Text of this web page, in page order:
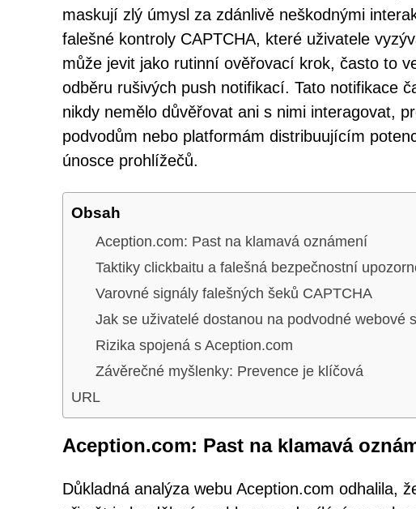
maskují zlý úmysl za zdánlivě neškodnými
falešné kontroly CAPTCHA, které uživatele
může jevit jako rutinní ověřovací krok, často to
odběru rušivých push notifikací. Tato notifikace
nikdy nemělo důvěřovat ani s nimi interagovat,
podvodům nebo platformám distribuujícím
únosce prohlížečů.
Obsah
Aception.com: Past na klamavá oznámení
Taktiky clickbaitu a falešná bezpečnostní
Varovné signály falešných šeků CAPTCHA
Jak se uživatelé dostanou na podvodné webové
Rizika spojená s Aception.com
Závěrečné myšlenky: Prevence je klíčová
URL
Aception.com: Past na klamavá
Důkladná analýza webu Aception.com odhalila,